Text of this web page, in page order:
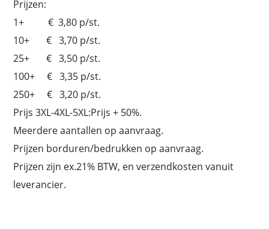
Prijzen:
1+ € 3,80 p/st.
10+ € 3,70 p/st.
25+ € 3,50 p/st.
100+ € 3,35 p/st.
250+ € 3,20 p/st.
Prijs 3XL-4XL-5XL:Prijs + 50%.
Meerdere aantallen op aanvraag.
Prijzen borduren/bedrukken op aanvraag.
Prijzen zijn ex.21% BTW, en verzendkosten vanuit
leverancier.